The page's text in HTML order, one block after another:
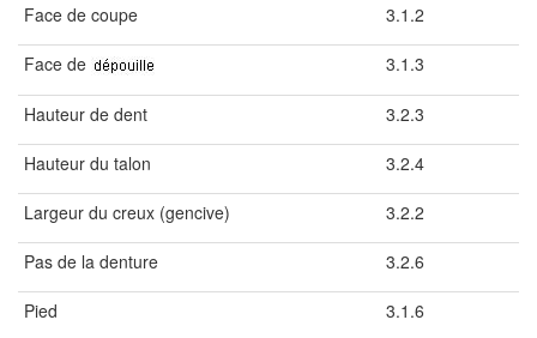
Face de coupe 3.1.2
Face de 3.1.3
Hauteur de dent 3.2.3
Hauteur du talon 3.2.4
Largeur du creux (gencive) 3.2.2
Pas de la denture 3.2.6
Pied 3.1.6